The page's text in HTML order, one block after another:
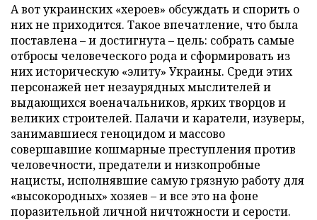
А вот украинских «хероев» обсуждать и спорить о
них не приходится. Такое впечатление, что была
поставлена – и достигнута – цель: собрать самые
отбросы человеческого рода и сформировать из
них историческую «элиту» Украины. Среди этих
персонажей нет незаурядных мыслителей и
выдающихся военачальников, ярких творцов и
великих строителей. Палачи и каратели, изуверы,
занимавшиеся геноцидом и массово
совершавшие кошмарные преступления против
человечности, предатели и низкопробные
нацисты, исполнявшие самую грязную работу для
«высокородных» хозяев – и все это на фоне
поразительной личной ничтожности и серости.